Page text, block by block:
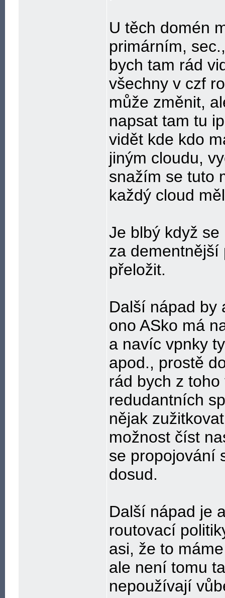
U těch domén
primárním,
bych tam rád
všechny v czf
může změnit,
napsat tam tu
vidět kde kdo
jiným cloudu,
snažím se tuto
každý cloud
Je blbý když
za dementnější
přeložit.
Další nápad by
ono ASko má
a navíc vpnky
apod., prostě
rád bych z
redudantních
nějak
možnost číst
se propojování
dosud.
Další nápad je
routovací
asi, že to
ale není tomu
nepoužívají